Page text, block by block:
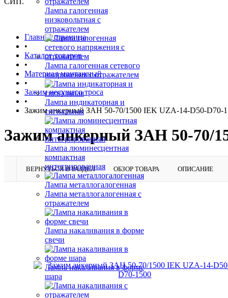
Лампа галогенная
низковольтная с
отражателем
Лампа галогенная сетевого
напряжения с отражателем
Лампа индикаторная и
сигнальная
Лампа люминесцентная
компактная
интегрированная
Лампа металлогалогенная
Лампа металлогалогенная с
отражателем
Лампа накаливания в форме
свечи
Лампа накаливания в форме
шара
Главная страница
•
Каталог товаров
•
Материал монтажный
•
Зажим несущего троса
•
Зажим анкерный ЗАН 50-70/1500 IEK UZA-14-D50-D70-
Зажим анкерный ЗАН 50-70/
ВЕРНУТЬСЯ В РАЗДЕЛ ОБЗОР ТОВАРА ОПИСАНИЕ